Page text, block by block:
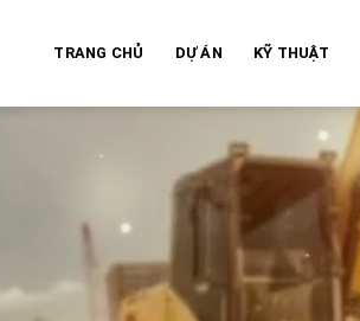
TRANG CHỦ DỰ ÁN KỸ THUẬT